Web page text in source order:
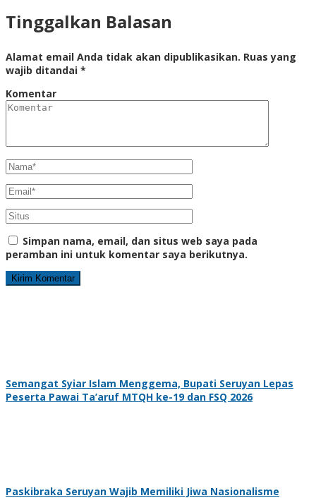
Tinggalkan Balasan
Alamat email Anda tidak akan dipublikasikan. Ruas yang
wajib ditandai *
Komentar
Simpan nama, email, dan situs web saya pada
peramban ini untuk komentar saya berikutnya.
Semangat Syiar Islam Menggema, Bupati Seruyan Lepas
Peserta Pawai Ta’aruf MTQH ke-19 dan FSQ 2026
Paskibraka Seruyan Wajib Memiliki Jiwa Nasionalisme